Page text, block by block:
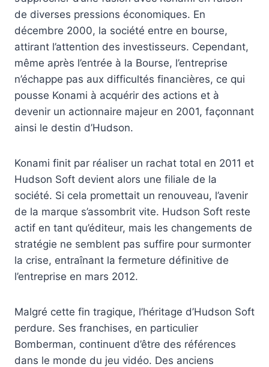
de diverses pressions économiques. En
décembre 2000, la société entre en bourse,
attirant l’attention des investisseurs. Cependant,
même après l’entrée à la Bourse, l’entreprise
n’échappe pas aux difficultés financières, ce qui
pousse Konami à acquérir des actions et à
devenir un actionnaire majeur en 2001, façonnant
ainsi le destin d’Hudson.
Konami finit par réaliser un rachat total en 2011 et
Hudson Soft devient alors une filiale de la
société. Si cela promettait un renouveau, l’avenir
de la marque s’assombrit vite. Hudson Soft reste
actif en tant qu’éditeur, mais les changements de
stratégie ne semblent pas suffire pour surmonter
la crise, entraînant la fermeture définitive de
l’entreprise en mars 2012.
Malgré cette fin tragique, l’héritage d’Hudson Soft
perdure. Ses franchises, en particulier
Bomberman, continuent d’être des références
dans le monde du jeu vidéo. Des anciens